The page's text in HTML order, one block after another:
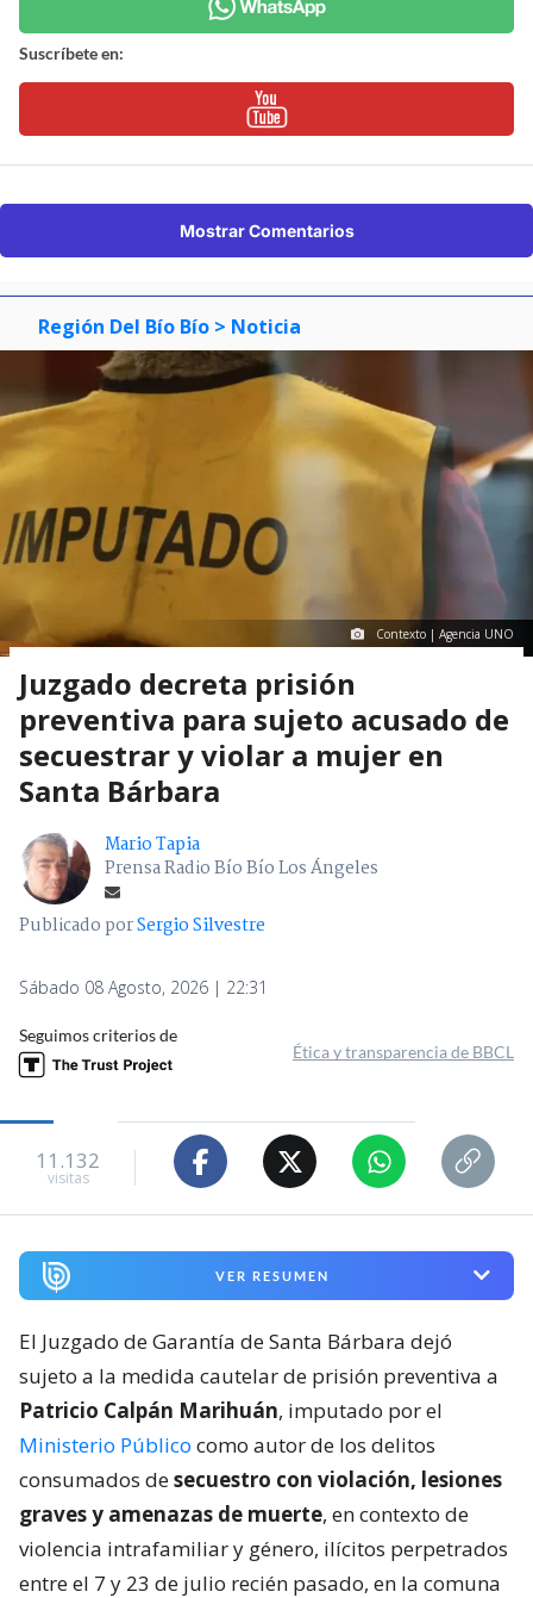
Suscríbete en:
Mostrar Comentarios
Región Del Bío Bío > Noticia
Contexto | Agencia UNO
Juzgado decreta prisión
preventiva para sujeto acusado de
secuestrar y violar a mujer en
Santa Bárbara
Mario Tapia
Prensa Radio Bío Bío Los Ángeles
Publicado porSergio Silvestre
Sábado 08 Agosto, 2026 | 22:31
Seguimos criterios de
Ética y transparencia de BBCL
11.132
visitas
VER RESUMEN
El Juzgado de Garantía de Santa Bárbara dejó
sujeto a la medida cautelar de prisión preventiva a
Patricio Calpán Marihuán, imputado por el
Ministerio Público como autor de los delitos
consumados desecuestro con violación, lesiones
graves y amenazas de muerte, en contexto de
violencia intrafamiliar y género, ilícitos perpetrados
entre el 7 y 23 de julio recién pasado, en la comuna